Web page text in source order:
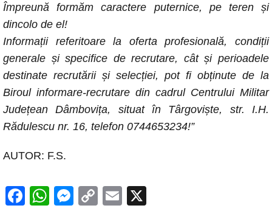
Împreună formăm caractere puternice, pe teren și
dincolo de el!
Informații referitoare la oferta profesională, condiții
generale și specifice de recrutare, cât și perioadele
destinate recrutării și selecției, pot fi obținute de la
Biroul informare-recrutare din cadrul Centrului Militar
Județean Dâmbovița, situat în Târgoviște, str. I.H.
Rădulescu nr. 16, telefon 0744653234!”
AUTOR: F.S.
F
W
M
C
E